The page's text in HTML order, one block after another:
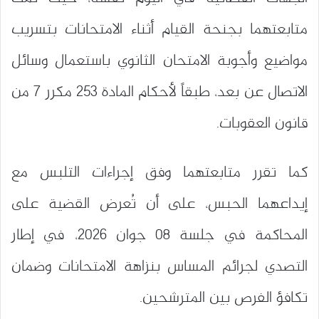
متابعتهما بجنحة القيام أثناء الامتحانات بتسريب
مواضيع وأجوبة الامتحان الثانوي باستعمال وسائل
الاتصال عن بعد، طبقاً لأحكام المادة 253 مكرر 7 من
قانون العقوبات.
كما تقرر متابعتهما وفق إجراءات التلبس مع
إيداعهما الحبس، على أن تُعرض القضية على
المحاكمة في جلسة 08 جوان 2026، في إطار
التصدي لجرائم المساس بنزاهة الامتحانات وضمان
تكافؤ الفرص بين المترشحين.